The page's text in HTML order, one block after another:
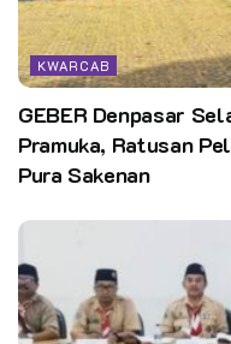
KWARCAB
GEBER Denpasar
Pramuka, Ratusan
Pura Sakenan